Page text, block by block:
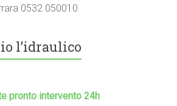
0532 050010
l’idraulico
pronto intervento 24h